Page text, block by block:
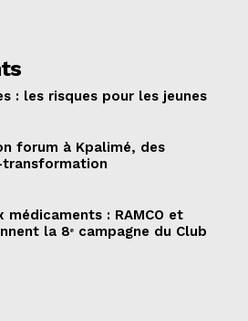
: les risques pour les jeunes
forum à Kpalimé, des
transformation
: RAMCO et
la 8ᵉ campagne du Club